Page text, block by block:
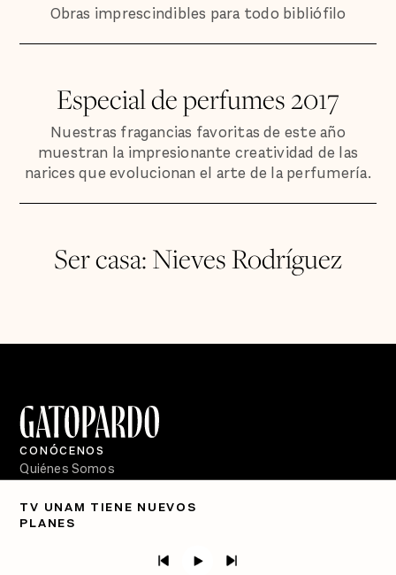
Obras imprescindibles para todo bibliófilo
Especial de perfumes 2017
Nuestras fragancias favoritas de este año
muestran la impresionante creatividad de las
narices que evolucionan el arte de la perfumería.
Ser casa: Nieves Rodríguez
TV UNAM TIENE NUEVOS
PLANES
CONÓCENOS
Quiénes Somos
PÓDCASTS